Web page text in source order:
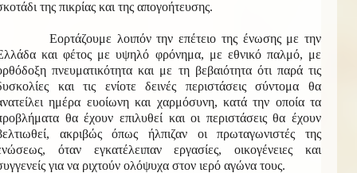
της πικρίας και της απογοήτευσης.
λοιπόν την επέτειο της ένωσης με την
και φέτος με υψηλό φρόνημα, με εθνικό παλμό, με
πνευματικότητα και με τη βεβαιότητα ότι παρά τις
και τις ενίοτε δεινές περιστάσεις σύντομα θα
ημέρα ευοίωνη και χαρμόσυνη, κατά την οποία τα
θα έχουν επιλυθεί και οι περιστάσεις θα έχουν
ακριβώς όπως ήλπιζαν οι πρωταγωνιστές της
όταν εγκατέλειπαν εργασίες, οικογένειες και
για να ριχτούν ολόψυχα στον ιερό αγώνα τους.